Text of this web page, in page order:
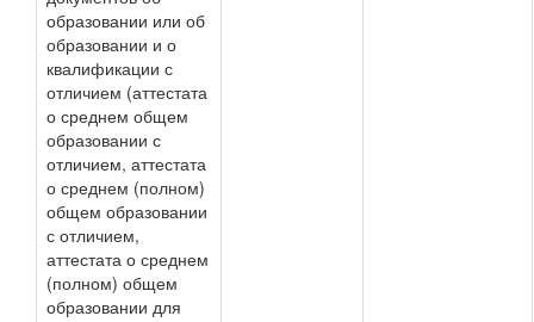
образовании или об
образовании и о
квалификации с
отличием (аттестата
о среднем общем
образовании с
отличием, аттестата
о среднем (полном)
общем образовании
с отличием,
аттестата о среднем
(полном) общем
образовании для